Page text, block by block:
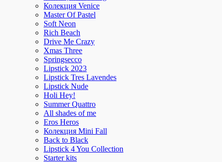
Колекция Venice
Master Of Pastel
Soft Neon
Rich Beach
Drive Me Crazy
Xmas Three
Springsecco
Lipstick 2023
Lipstick Tres Lavendes
Lipstick Nude
Holi Hey!
Summer Quattro
All shades of me
Eros Heros
Колекция Mini Fall
Back to Black
Lipstick 4 You Collection
Starter kits